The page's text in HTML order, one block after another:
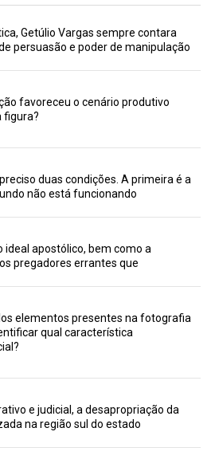
Getúlio Vargas sempre contara
persuasão e poder de manipulação
favoreceu o cenário produtivo
figura?
duas condições. A primeira é a
não está funcionando
ideal apostólico, bem como a
pregadores errantes que
elementos presentes na fotografia
qual característica
e judicial, a desapropriação da
na região sul do estado